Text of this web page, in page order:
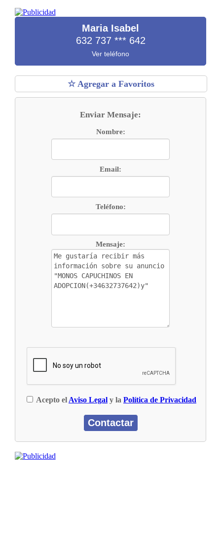
Maria Isabel
632 737 *** 642
Ver teléfono
☆ Agregar a Favoritos
Enviar Mensaje:
Nombre:
Email:
Teléfono:
Mensaje:
Acepto el Aviso Legal y la Política de Privacidad